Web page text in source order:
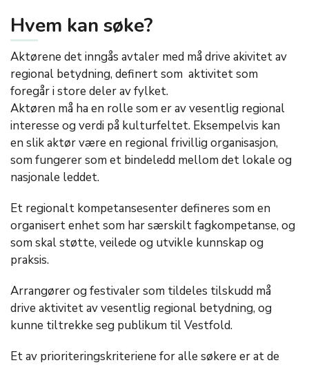
Hvem kan søke?
Aktørene det inngås avtaler med må drive akivitet av
regional betydning, definert som aktivitet som
foregår i store deler av fylket.
Aktøren må ha en rolle som er av vesentlig regional
interesse og verdi på kulturfeltet. Eksempelvis kan
en slik aktør være en regional frivillig organisasjon,
som fungerer som et bindeledd mellom det lokale og
nasjonale leddet.
Et regionalt kompetansesenter defineres som en
organisert enhet som har særskilt fagkompetanse, og
som skal støtte, veilede og utvikle kunnskap og
praksis.
Arrangører og festivaler som tildeles tilskudd må
drive aktivitet av vesentlig regional betydning, og
kunne tiltrekke seg publikum til Vestfold.
Et av prioriteringskriteriene for alle søkere er at de